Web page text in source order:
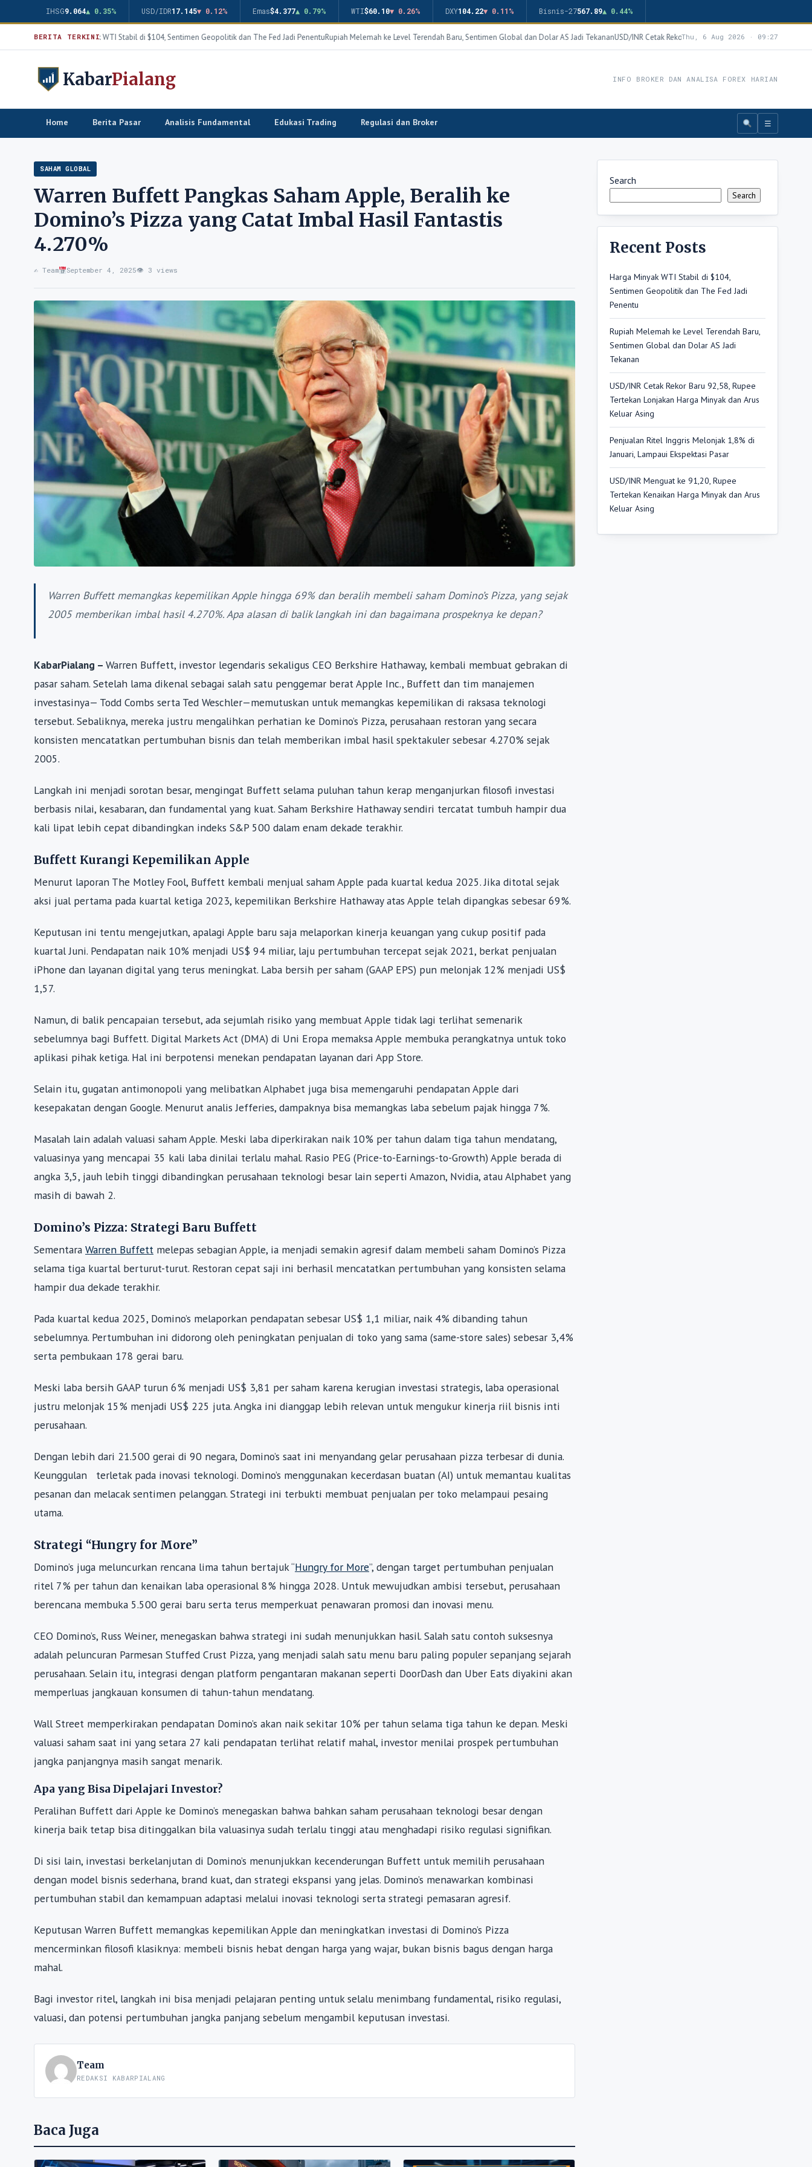
IHSG9.064▲ 0.35% USD/IDR17.145▼ 0.12% Emas$4.377▲ 0.79% WTI$60.10▼ 0.26% DXY104.22▼ 0.11% Bisnis-27567.89▲ 0.44%
BERITA TERKINI
Harga Minyak WTI Stabil di $104, Sentimen Geopolitik dan The Fed Jadi PenentuRupiah Melemah ke Level Terendah Baru, Sentimen Global dan Dolar AS Jadi TekananUSD/INR Cetak Rekor Baru 92,58, Rupee Tertekan Lonjakan
Thu, 6 Aug 2026 · 09:27
KabarPialang INFO BROKER DAN ANALISA FOREX HARIAN
Home Berita Pasar Analisis Fundamental Edukasi Trading Regulasi dan Broker ☰
SAHAM GLOBAL
Warren Buffett Pangkas Saham Apple, Beralih ke
Domino’s Pizza yang Catat Imbal Hasil Fantastis
4.270%
✍️ Team September 4, 2025👁 3 views
Warren Buffett memangkas kepemilikan Apple hingga 69% dan beralih membeli saham Domino’s Pizza, yang sejak
2005 memberikan imbal hasil 4.270%. Apa alasan di balik langkah ini dan bagaimana prospeknya ke depan?
KabarPialang – Warren Buffett, investor legendaris sekaligus CEO Berkshire Hathaway, kembali membuat gebrakan di
pasar saham. Setelah lama dikenal sebagai salah satu penggemar berat Apple Inc., Buffett dan tim manajemen
investasinya— Todd Combs serta Ted Weschler—memutuskan untuk memangkas kepemilikan di raksasa teknologi
tersebut. Sebaliknya, mereka justru mengalihkan perhatian ke Domino’s Pizza, perusahaan restoran yang secara
konsisten mencatatkan pertumbuhan bisnis dan telah memberikan imbal hasil spektakuler sebesar 4.270% sejak
2005.
Langkah ini menjadi sorotan besar, mengingat Buffett selama puluhan tahun kerap menganjurkan filosofi investasi
berbasis nilai, kesabaran, dan fundamental yang kuat. Saham Berkshire Hathaway sendiri tercatat tumbuh hampir dua
kali lipat lebih cepat dibandingkan indeks S&P 500 dalam enam dekade terakhir.
Buffett Kurangi Kepemilikan Apple
Menurut laporan The Motley Fool, Buffett kembali menjual saham Apple pada kuartal kedua 2025. Jika ditotal sejak
aksi jual pertama pada kuartal ketiga 2023, kepemilikan Berkshire Hathaway atas Apple telah dipangkas sebesar 69%.
Keputusan ini tentu mengejutkan, apalagi Apple baru saja melaporkan kinerja keuangan yang cukup positif pada
kuartal Juni. Pendapatan naik 10% menjadi US$ 94 miliar, laju pertumbuhan tercepat sejak 2021, berkat penjualan
iPhone dan layanan digital yang terus meningkat. Laba bersih per saham (GAAP EPS) pun melonjak 12% menjadi US$
1,57.
Namun, di balik pencapaian tersebut, ada sejumlah risiko yang membuat Apple tidak lagi terlihat semenarik
sebelumnya bagi Buffett. Digital Markets Act (DMA) di Uni Eropa memaksa Apple membuka perangkatnya untuk toko
aplikasi pihak ketiga. Hal ini berpotensi menekan pendapatan layanan dari App Store.
Selain itu, gugatan antimonopoli yang melibatkan Alphabet juga bisa memengaruhi pendapatan Apple dari
kesepakatan dengan Google. Menurut analis Jefferies, dampaknya bisa memangkas laba sebelum pajak hingga 7%.
Masalah lain adalah valuasi saham Apple. Meski laba diperkirakan naik 10% per tahun dalam tiga tahun mendatang,
valuasinya yang mencapai 35 kali laba dinilai terlalu mahal. Rasio PEG (Price-to-Earnings-to-Growth) Apple berada di
angka 3,5, jauh lebih tinggi dibandingkan perusahaan teknologi besar lain seperti Amazon, Nvidia, atau Alphabet yang
masih di bawah 2.
Domino’s Pizza: Strategi Baru Buffett
Sementara Warren Buffett melepas sebagian Apple, ia menjadi semakin agresif dalam membeli saham Domino’s Pizza
selama tiga kuartal berturut-turut. Restoran cepat saji ini berhasil mencatatkan pertumbuhan yang konsisten selama
hampir dua dekade terakhir.
Pada kuartal kedua 2025, Domino’s melaporkan pendapatan sebesar US$ 1,1 miliar, naik 4% dibanding tahun
sebelumnya. Pertumbuhan ini didorong oleh peningkatan penjualan di toko yang sama (same-store sales) sebesar 3,4%
serta pembukaan 178 gerai baru.
Meski laba bersih GAAP turun 6% menjadi US$ 3,81 per saham karena kerugian investasi strategis, laba operasional
justru melonjak 15% menjadi US$ 225 juta. Angka ini dianggap lebih relevan untuk mengukur kinerja riil bisnis inti
perusahaan.
Dengan lebih dari 21.500 gerai di 90 negara, Domino’s saat ini menyandang gelar perusahaan pizza terbesar di dunia.
Keunggulan terletak pada inovasi teknologi. Domino’s menggunakan kecerdasan buatan (AI) untuk memantau kualitas
pesanan dan melacak sentimen pelanggan. Strategi ini terbukti membuat penjualan per toko melampaui pesaing
utama.
Strategi “Hungry for More”
Domino’s juga meluncurkan rencana lima tahun bertajuk “Hungry for More”, dengan target pertumbuhan penjualan
ritel 7% per tahun dan kenaikan laba operasional 8% hingga 2028. Untuk mewujudkan ambisi tersebut, perusahaan
berencana membuka 5.500 gerai baru serta terus memperkuat penawaran promosi dan inovasi menu.
CEO Domino’s, Russ Weiner, menegaskan bahwa strategi ini sudah menunjukkan hasil. Salah satu contoh suksesnya
adalah peluncuran Parmesan Stuffed Crust Pizza, yang menjadi salah satu menu baru paling populer sepanjang sejarah
perusahaan. Selain itu, integrasi dengan platform pengantaran makanan seperti DoorDash dan Uber Eats diyakini akan
memperluas jangkauan konsumen di tahun-tahun mendatang.
Wall Street memperkirakan pendapatan Domino’s akan naik sekitar 10% per tahun selama tiga tahun ke depan. Meski
valuasi saham saat ini yang setara 27 kali pendapatan terlihat relatif mahal, investor menilai prospek pertumbuhan
jangka panjangnya masih sangat menarik.
Apa yang Bisa Dipelajari Investor?
Peralihan Buffett dari Apple ke Domino’s menegaskan bahwa bahkan saham perusahaan teknologi besar dengan
kinerja baik tetap bisa ditinggalkan bila valuasinya sudah terlalu tinggi atau menghadapi risiko regulasi signifikan.
Di sisi lain, investasi berkelanjutan di Domino’s menunjukkan kecenderungan Buffett untuk memilih perusahaan
dengan model bisnis sederhana, brand kuat, dan strategi ekspansi yang jelas. Domino’s menawarkan kombinasi
pertumbuhan stabil dan kemampuan adaptasi melalui inovasi teknologi serta strategi pemasaran agresif.
Keputusan Warren Buffett memangkas kepemilikan Apple dan meningkatkan investasi di Domino’s Pizza
mencerminkan filosofi klasiknya: membeli bisnis hebat dengan harga yang wajar, bukan bisnis bagus dengan harga
mahal.
Bagi investor ritel, langkah ini bisa menjadi pelajaran penting untuk selalu menimbang fundamental, risiko regulasi,
valuasi, dan potensi pertumbuhan jangka panjang sebelum mengambil keputusan investasi.
Team
REDAKSI KABARPIALANG
Baca Juga
Search
Search
Recent Posts
Harga Minyak WTI Stabil di $104,
Sentimen Geopolitik dan The Fed Jadi
Penentu
Rupiah Melemah ke Level Terendah Baru,
Sentimen Global dan Dolar AS Jadi
Tekanan
USD/INR Cetak Rekor Baru 92,58, Rupee
Tertekan Lonjakan Harga Minyak dan Arus
Keluar Asing
Penjualan Ritel Inggris Melonjak 1,8% di
Januari, Lampaui Ekspektasi Pasar
USD/INR Menguat ke 91,20, Rupee
Tertekan Kenaikan Harga Minyak dan Arus
Keluar Asing